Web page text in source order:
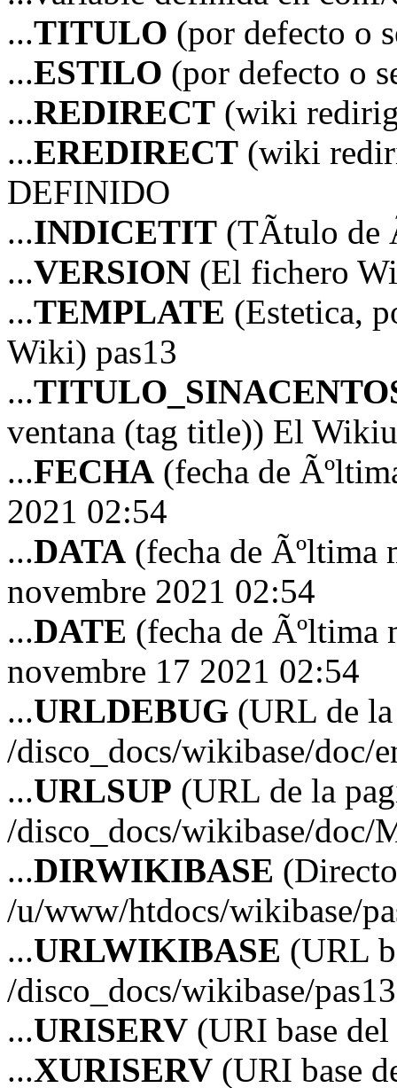
...TITULO (por defecto o
...ESTILO (por defecto o
...REDIRECT (wiki
...EREDIRECT (wiki
DEFINIDO
...INDICETIT (TÃ­tulo de
...VERSION (El fichero
...TEMPLATE (Estetica,
Wiki) pas13
...
ventana (tag title)) El
...FECHA (fecha de
2021 02:54
...DATA (fecha de Ãºltima
novembre 2021 02:54
...DATE (fecha de
novembre 17 2021 02:54
...URLDEBUG (URL de
/disco_docs/wikibase/doc/
...URLSUP (URL de la
/disco_docs/wikibase/doc/
...DIRWIKIBASE
/u/www/htdocs/wikibase/
...URLWIKIBASE (URL
/disco_docs/wikibase/pas13
...URISERV (URI base
...XURISERV (URI base